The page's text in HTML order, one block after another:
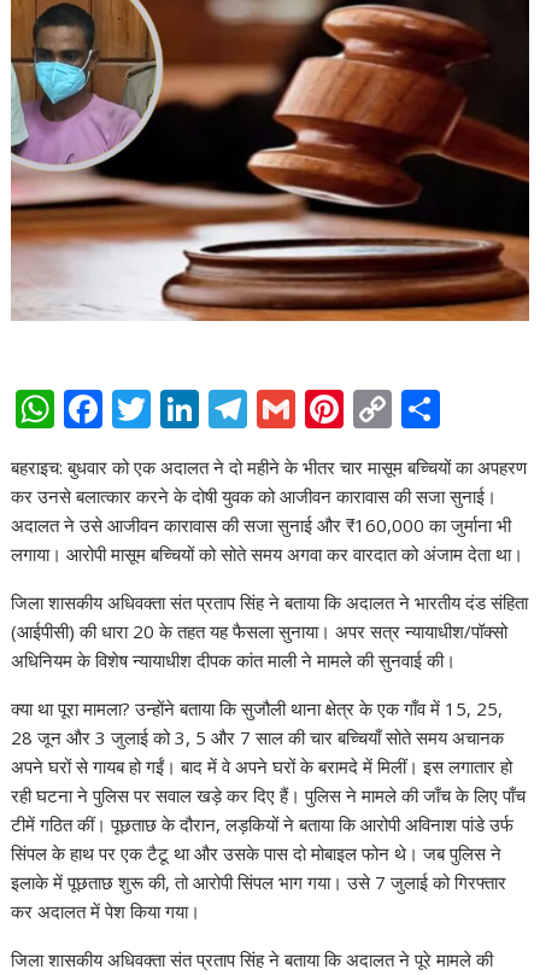
W
at
s
A
p
p
F
ac
e
b
o
o
k
T
itt
er
Li
n
k
e
dI
n
T
el
e
gr
a
m
G
m
ai
l
Pi
er
e
st
C
p
y
Li
n
k
h
ar
e
बहराइच: बुधवार को एक अदालत ने दो महीने के भीतर चार मासूम बच्चियों का अपहरण
कर उनसे बलात्कार करने के दोषी युवक को आजीवन कारावास की सजा सुनाई।
अदालत ने उसे आजीवन कारावास की सजा सुनाई और ₹160,000 का जुर्माना भी
लगाया। आरोपी मासूम बच्चियों को सोते समय अगवा कर वारदात को अंजाम देता था।
जिला शासकीय अधिवक्ता संत प्रताप सिंह ने बताया कि अदालत ने भारतीय दंड संहिता
(आईपीसी) की धारा 20 के तहत यह फैसला सुनाया। अपर सत्र न्यायाधीश/पॉक्सो
अधिनियम के विशेष न्यायाधीश दीपक कांत माली ने मामले की सुनवाई की।
क्या था पूरा मामला? उन्होंने बताया कि सुजौली थाना क्षेत्र के एक गाँव में 15, 25,
28 जून और 3 जुलाई को 3, 5 और 7 साल की चार बच्चियाँ सोते समय अचानक
अपने घरों से गायब हो गईं। बाद में वे अपने घरों के बरामदे में मिलीं। इस लगातार हो
रही घटना ने पुलिस पर सवाल खड़े कर दिए हैं। पुलिस ने मामले की जाँच के लिए पाँच
टीमें गठित कीं। पूछताछ के दौरान, लड़कियों ने बताया कि आरोपी अविनाश पांडे उर्फ ​​
सिंपल के हाथ पर एक टैटू था और उसके पास दो मोबाइल फोन थे। जब पुलिस ने
इलाके में पूछताछ शुरू की, तो आरोपी सिंपल भाग गया। उसे 7 जुलाई को गिरफ्तार
कर अदालत में पेश किया गया।
जिला शासकीय अधिवक्ता संत प्रताप सिंह ने बताया कि अदालत ने पूरे मामले की